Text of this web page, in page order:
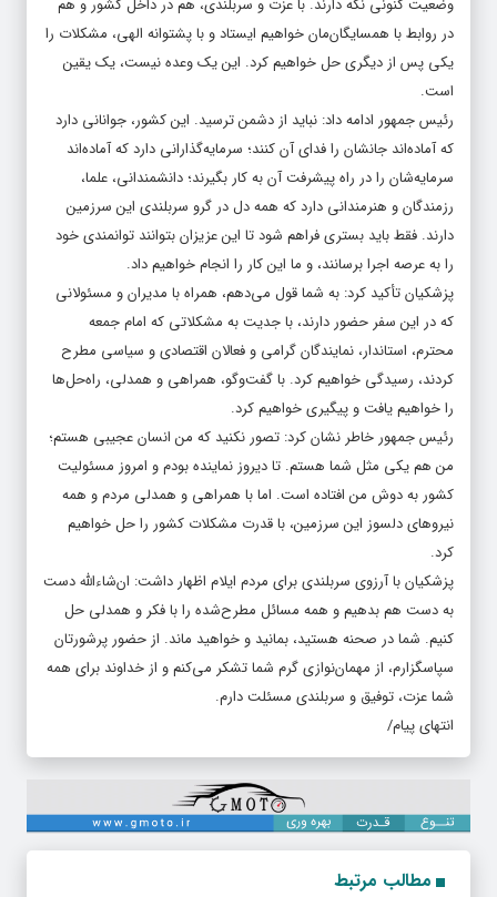
وضعیت کنونی نگه دارند. با عزت و سربلندی، هم در داخل کشور و هم
در روابط با همسایگان‌مان خواهیم ایستاد و با پشتوانه الهی، مشکلات را
یکی پس از دیگری حل خواهیم کرد. این یک وعده نیست، یک یقین
است.
رئیس جمهور ادامه داد: نباید از دشمن ترسید. این کشور، جوانانی دارد
که آماده‌اند جانشان را فدای آن کنند؛ سرمایه‌گذارانی دارد که آماده‌اند
سرمایه‌شان را در راه پیشرفت آن به کار بگیرند؛ دانشمندانی، علما،
رزمندگان و هنرمندانی دارد که همه دل در گرو سربلندی این سرزمین
دارند. فقط باید بستری فراهم شود تا این عزیزان بتوانند توانمندی خود
را به عرصه اجرا برسانند، و ما این کار را انجام خواهیم داد.
پزشکیان تأکید کرد: به شما قول می‌دهم، همراه با مدیران و مسئولانی
که در این سفر حضور دارند، با جدیت به مشکلاتی که امام جمعه
محترم، استاندار، نمایندگان گرامی و فعالان اقتصادی و سیاسی مطرح
کردند، رسیدگی خواهیم کرد. با گفت‌وگو، همراهی و همدلی، راه‌حل‌ها
را خواهیم یافت و پیگیری خواهیم کرد.
رئیس جمهور خاطر نشان کرد: تصور نکنید که من انسان عجیبی هستم؛
من هم یکی مثل شما هستم. تا دیروز نماینده‌ بودم و امروز مسئولیت
کشور به دوش من افتاده است. اما با همراهی و همدلی مردم و همه
نیروهای دلسوز این سرزمین، با قدرت مشکلات کشور را حل خواهیم
کرد.
پزشکیان با آرزوی سربلندی برای مردم ایلام اظهار داشت: ان‌شاءالله دست
به دست هم بدهیم و همه مسائل مطرح‌شده را با فکر و همدلی حل
کنیم. شما در صحنه هستید، بمانید و خواهید ماند. از حضور پرشورتان
سپاسگزارم، از مهمان‌نوازی گرم شما تشکر می‌کنم و از خداوند برای همه
شما عزت، توفیق و سربلندی مسئلت دارم.
انتهای پیام/
مطالب مرتبط